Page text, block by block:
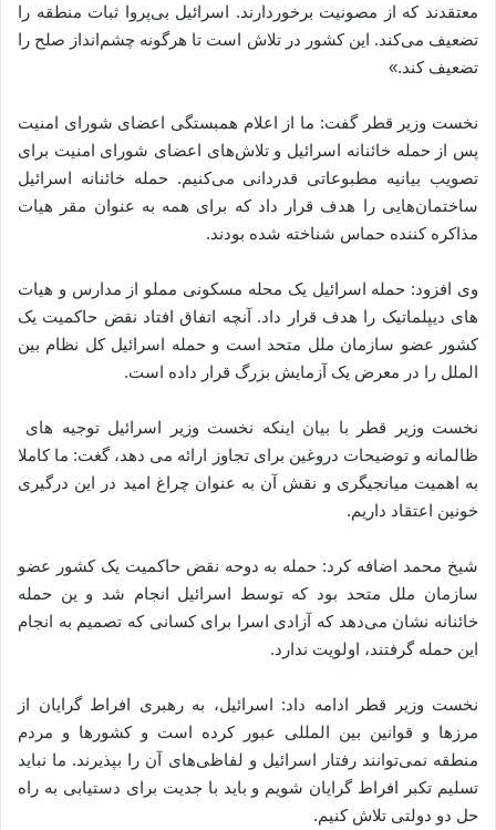
معتقدند که از مصونیت برخوردارند. اسرائیل بی‌پروا ثبات منطقه را
تضعیف می‌کند. این کشور در تلاش است تا هرگونه چشم‌انداز صلح را
تضعیف کند.»
نخست وزیر قطر گفت: ما از اعلام همبستگی اعضای شورای امنیت
پس از حمله خائنانه اسرائیل و تلاش‌های اعضای شورای امنیت برای
تصویب بیانیه مطبوعاتی قدردانی می‌کنیم. حمله خائنانه اسرائیل
ساختمان‌هایی را هدف قرار داد که برای همه به عنوان مقر هیات
مذاکره کننده حماس شناخته شده بودند.
وی افزود: حمله اسرائیل یک محله مسکونی مملو از مدارس و هیات
های دیپلماتیک را هدف قرار داد. آنچه اتفاق افتاد نقض حاکمیت یک
کشور عضو سازمان ملل متحد است و حمله اسرائیل کل نظام بین
الملل را در معرض یک آزمایش بزرگ قرار داده است.
نخست وزیر قطر با بیان اینکه نخست وزیر اسرائیل توجیه های
ظالمانه و توضیحات دروغین برای تجاوز ارائه می دهد، گغت: ما کاملا
به اهمیت میانجیگری و نقش آن به عنوان چراغ امید در این درگیری
خونین اعتقاد داریم.
شیخ محمد اضافه کرد: حمله به دوحه نقض حاکمیت یک کشور عضو
سازمان ملل متحد بود که توسط اسرائیل انجام شد و ین حمله
خائنانه نشان می‌دهد که آزادی اسرا برای کسانی که تصمیم به انجام
این حمله گرفتند، اولویت ندارد.
نخست وزیر قطر ادامه داد: اسرائیل، به رهبری افراط گرایان از
مرزها و قوانین بین المللی عبور کرده است و کشورها و مردم
منطقه نمی‌توانند رفتار اسرائیل و لفاظی‌های آن را بپذیرند. ما نباید
تسلیم تکبر افراط گرایان شویم و باید با جدیت برای دستیابی به راه
حل دو دولتی تلاش کنیم.